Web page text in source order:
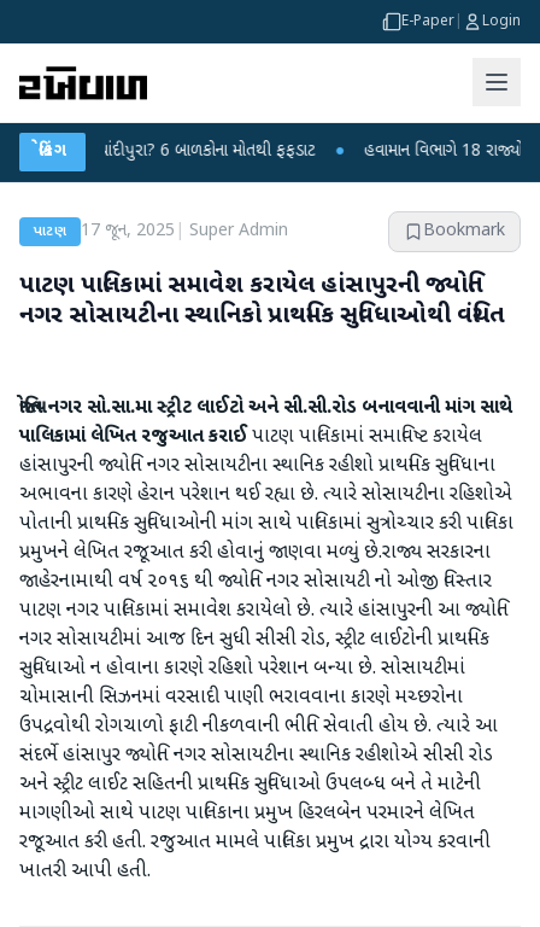
E-Paper Login
બ્રેકિંગ
કે ચાંદીપુરા? 6 બાળકોના મોતથી ફફડાટ ● હવામાન વિભાગે 18 રાજ્યો માટે ભારે
પાટણ 17 જૂન, 2025 Super Admin Bookmark
પાટણ પાલિકામાં સમાવેશ કરાયેલ હાંસાપુરની જ્યોતિ
નગર સોસાયટીના સ્થાનિકો પ્રાથમિક સુવિધાઓથી વંચિત
જ્યોતિ નગર સો.સા.મા સ્ટ્રીટ લાઈટો અને સી.સી.રોડ બનાવવાની માંગ સાથે
પાલિકામાં લેખિત રજુઆત કરાઈ પાટણ પાલિકામાં સમાવિષ્ટ કરાયેલ
હાંસાપુરની જ્યોતિ નગર સોસાયટીના સ્થાનિક રહીશો પ્રાથમિક સુવિધાના
અભાવના કારણે હેરાન પરેશાન થઈ રહ્યા છે. ત્યારે સોસાયટીના રહિશોએ
પોતાની પ્રાથમિક સુવિધાઓની માંગ સાથે પાલિકામાં સુત્રોચ્ચાર કરી પાલિકા
પ્રમુખને લેખિત રજૂઆત કરી હોવાનું જાણવા મળ્યું છે.રાજ્ય સરકારના
જાહેરનામાથી વર્ષ ૨૦૧૬ થી જ્યોતિ નગર સોસાયટી નો ઓજી વિસ્તાર
પાટણ નગર પાલિકામાં સમાવેશ કરાયેલો છે. ત્યારે હાંસાપુરની આ જ્યોતિ
નગર સોસાયટીમાં આજ દિન સુધી સીસી રોડ, સ્ટ્રીટ લાઈટોની પ્રાથમિક
સુવિધાઓ ન હોવાના કારણે રહિશો પરેશાન બન્યા છે. સોસાયટીમાં
ચોમાસાની સિઝનમાં વરસાદી પાણી ભરાવવાના કારણે મચ્છરોના
ઉપદ્રવોથી રોગચાળો ફાટી નીકળવાની ભીતિ સેવાતી હોય છે. ત્યારે આ
સંદર્ભે હાંસાપુર જ્યોતિ નગર સોસાયટીના સ્થાનિક રહીશોએ સીસી રોડ
અને સ્ટ્રીટ લાઈટ સહિતની પ્રાથમિક સુવિધાઓ ઉપલબ્ધ બને તે માટેની
માગણીઓ સાથે પાટણ પાલિકાના પ્રમુખ હિરલબેન પરમારને લેખિત
રજૂઆત કરી હતી. રજુઆત મામલે પાલિકા પ્રમુખ દ્રારા યોગ્ય કરવાની
ખાતરી આપી હતી.